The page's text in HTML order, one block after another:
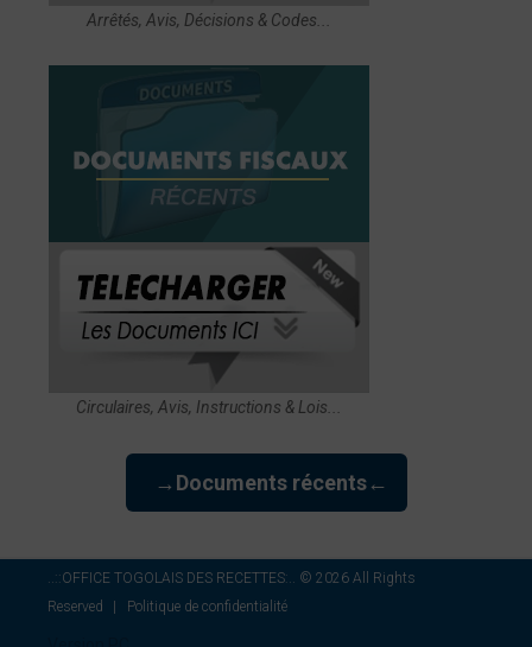
Arrêtés, Avis, Décisions & Codes...
Circulaires, Avis, Instructions & Lois...
→Documents récents←
..::OFFICE TOGOLAIS DES RECETTES:.. © 2026 All Rights
Reserved
Politique de confidentialité